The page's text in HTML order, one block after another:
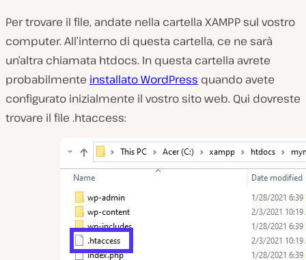
Per trovare il file, andate nella cartella XAMPP sul vostro
computer. All’interno di questa cartella, ce ne sarà
un’altra chiamata htdocs. In questa cartella avrete
probabilmente installato WordPress quando avete
configurato inizialmente il vostro sito web. Qui dovreste
trovare il file .htaccess: